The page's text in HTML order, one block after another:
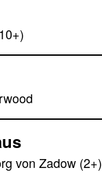
von Zadow (2+)